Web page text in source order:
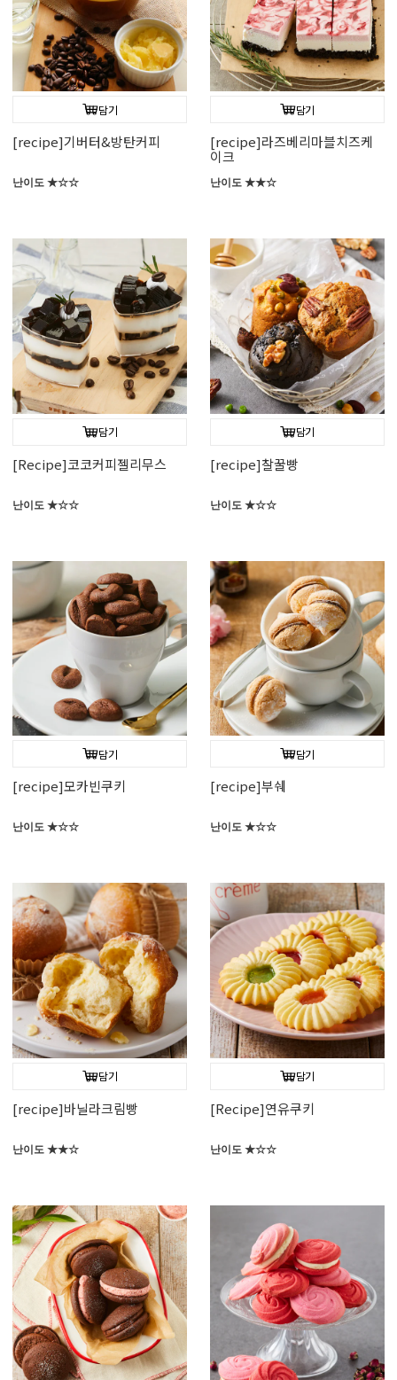
담기
[recipe]기버터&방탄커피
난이도 ★☆☆
담기
[recipe]라즈베리마블치즈케
이크
난이도 ★★☆
담기
[Recipe]코코커피젤리무스
난이도 ★☆☆
담기
[recipe]찰꿀빵
난이도 ★☆☆
담기
[recipe]모카빈쿠키
난이도 ★☆☆
담기
[recipe]부쉐
난이도 ★☆☆
담기
[recipe]바닐라크림빵
난이도 ★★☆
담기
[Recipe]연유쿠키
난이도 ★☆☆